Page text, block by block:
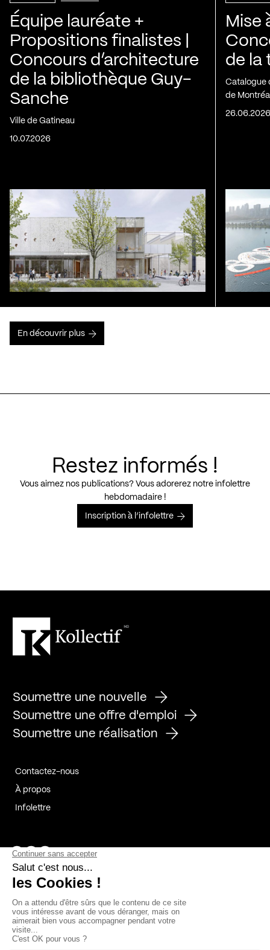
Équipe lauréate +
Propositions finalistes |
Concours d’architecture
de la bibliothèque Guy-
Sanche
Ville de Gatineau
10.07.2026
Mise
de la
Catalogue
de
En découvrir plus
Restez informés !
Vous aimez nos publications? Vous adorerez notre infolettre
hebdomadaire !
Inscription à l’infolettre
Soumettre une nouvelle
Soumettre une offre d'emploi
Soumettre une réalisation
Contactez-nous
À propos
Infolettre
Page Facebook de Kollectif
Page Instagram de Kollectif
Page Linkedin de Kollectif
Bâtiment-Durable-Québec-1
Esquisses-1IRAC-1